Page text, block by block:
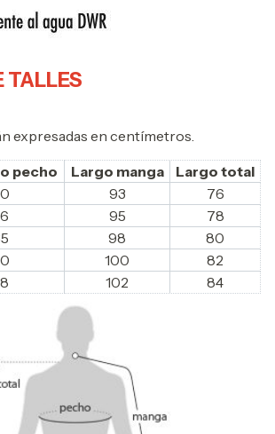
TALLES
expresadas en centímetros.
pecho Largo manga
Largo total
93
76
95
78
98
80
100
82
102 84